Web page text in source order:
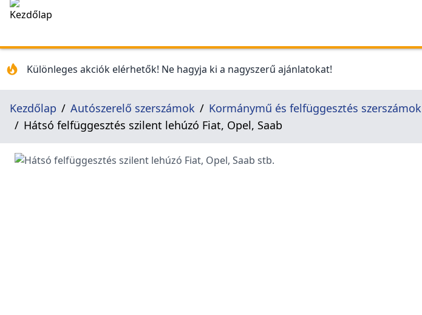
Különleges akciók elérhetők! Ne hagyja ki a nagyszerű ajánlatokat!
Kezdőlap Autószerelő szerszámok Kormánymű és felfüggesztés szerszámok
Hátsó felfüggesztés szilent lehúzó Fiat, Opel, Saab